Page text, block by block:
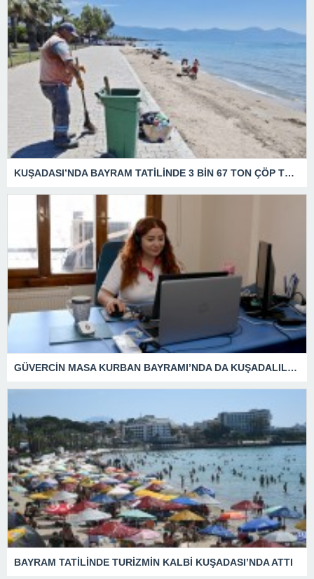
KUŞADASI’NDA BAYRAM TATİLİNDE 3 BİN 67 TON ÇÖP TOPLANDI
GÜVERCİN MASA KURBAN BAYRAMI’NDA DA KUŞADALILARIN YANINDA OLDU
BAYRAM TATİLİNDE TURİZMİN KALBİ KUŞADASI’NDA ATTI